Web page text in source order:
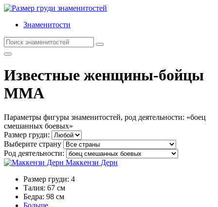
Знаменитости
Известные женщины-бойцы
MMA
Параметры фигуры знаменитостей, род деятельности: «боец
смешанных боевых»
Размер груди:
Выберите страну
Род деятельности:
Маккензи Дерн
Размер груди: 4
Талия: 67 см
Бедра: 98 см
Больше...